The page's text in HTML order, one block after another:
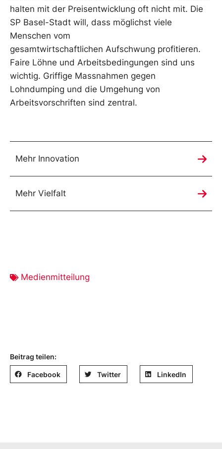
halten mit der Preisentwicklung oft nicht mit. Die
SP Basel-Stadt will, dass möglichst viele
Menschen vom
gesamtwirtschaftlichen Aufschwung profitieren.
Faire Löhne und Arbeitsbedingungen sind uns
wichtig. Griffige Massnahmen gegen
Lohndumping und die Umgehung von
Arbeitsvorschriften sind zentral.
Mehr Innovation
Mehr Vielfalt
Medienmitteilung
Beitrag teilen:
Facebook Twitter LinkedIn